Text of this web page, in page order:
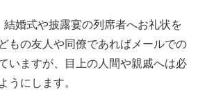
婚式や披露宴の列席者へお礼状を
もの友人や同僚であればメールでの
いますが、目上の人間や親戚へは必
うにします。